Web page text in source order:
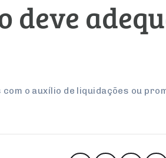
o auxílio de liquidações ou